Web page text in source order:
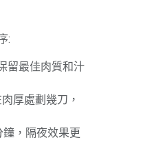
:
留最佳肉質和汁
厚處劃幾刀，
，隔夜效果更